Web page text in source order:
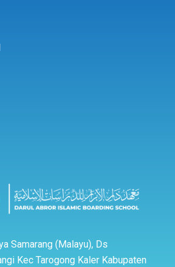
Samarang (Malayu), Ds
Kec Tarogong Kaler Kabupaten